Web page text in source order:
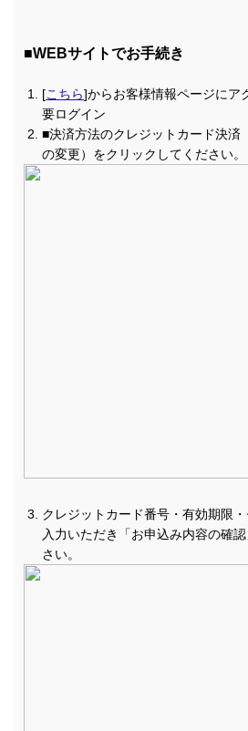
■WEBサイトでお手続き
[こちら]からお客様情報ページに
要ログイン
■決済方法のクレジットカード決済
の変更）をクリックしてください。
クレジットカード番号・有効期限
入力いただき「お申込み内容の確
さい。